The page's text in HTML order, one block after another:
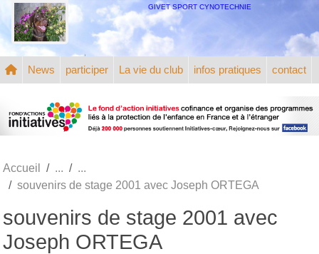
GIVET SPORT CYNOTECHNIE
News participer La vie du club infos pratiques contact
Accueil
souvenirs de stage 2001 avec Joseph ORTEGA
souvenirs de stage 2001 avec
Joseph ORTEGA
Panneau de gestion des cookies